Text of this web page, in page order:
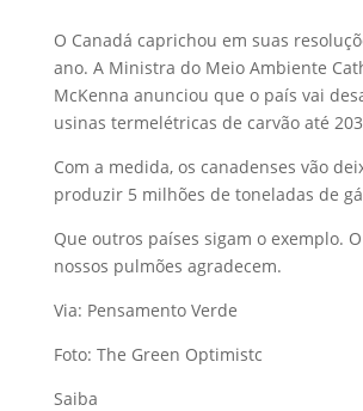
O Canadá caprichou em suas
ano. A Ministra do Meio Ambiente
McKenna anunciou que o país vai
usinas termelétricas de carvão até
Com a medida, os canadenses vão
produzir 5 milhões de toneladas de
Que outros países sigam o exemplo.
nossos pulmões agradecem.
Via: Pensamento Verde
Foto: The Green Optimistc
Saiba